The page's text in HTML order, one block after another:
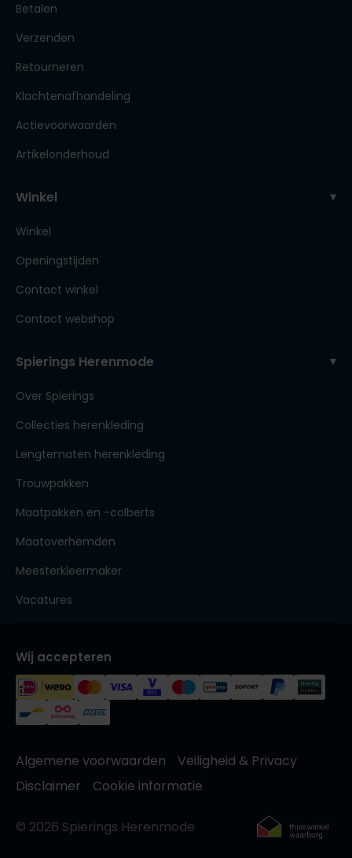
Betalen
Verzenden
Retourneren
Klachtenafhandeling
Actievoorwaarden
Artikelonderhoud
Winkel
Winkel
Openingstijden
Contact winkel
Contact webshop
Spierings Herenmode
Over Spierings
Collecties herenkleding
Lengtematen herenkleding
Trouwpakken
Maatpakken en -colberts
Maatoverhemden
Meesterkleermaker
Vacatures
Wij accepteren
Algemene voorwaarden
Veiligheid & Privacy
Disclaimer
Cookie informatie
© 2026 Spierings Herenmode